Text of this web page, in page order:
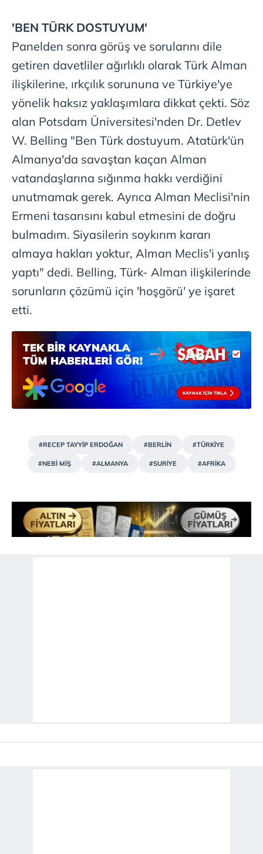
'BEN TÜRK DOSTUYUM'
Panelden sonra görüş ve sorularını dile
getiren davetliler ağırlıklı olarak Türk Alman
ilişkilerine, ırkçılık sorununa ve Türkiye'ye
yönelik haksız yaklaşımlara dikkat çekti. Söz
alan Potsdam Üniversitesi'nden Dr. Detlev
W. Belling "Ben Türk dostuyum. Atatürk'ün
Almanya'da savaştan kaçan Alman
vatandaşlarına sığınma hakkı verdiğini
unutmamak gerek. Ayrıca Alman Meclisi'nin
Ermeni tasarısını kabul etmesini de doğru
bulmadım. Siyasilerin soykırım kararı
almaya hakları yoktur, Alman Meclis'i yanlış
yaptı" dedi. Belling, Türk- Alman ilişkilerinde
sorunların çözümü için 'hoşgörü' ye işaret
etti.
#RECEP TAYYİP ERDOĞAN #BERLİN #TÜRKİYE
#NEBİ MİŞ #ALMANYA #SURİYE #AFRİKA